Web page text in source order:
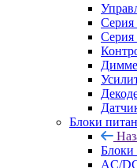
Серия
Серия
Блоки
Блоки
AC/